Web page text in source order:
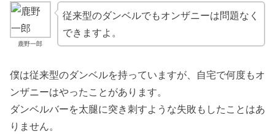
鹿野一郎
従来型のダンベルでもオンザニーは問題なく
できますよ。
僕は従来型のダンベルを持っていますが、自宅で何度もオ
ンザニーはやったことがあります。
ダンベルバーを太腿に突き刺すような失敗もしたことはあ
りません。